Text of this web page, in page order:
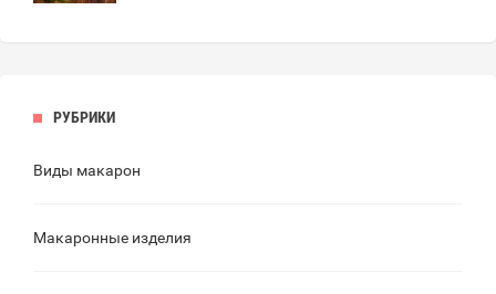
РУБРИКИ
Виды макарон
Макаронные изделия